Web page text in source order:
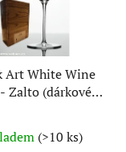
Art White Wine
Zalto (dárkové
(>10 ks)